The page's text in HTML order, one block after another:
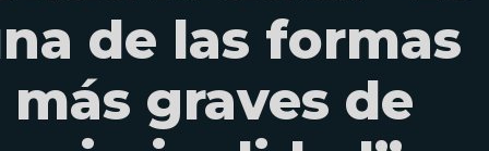
de las formas
más graves de